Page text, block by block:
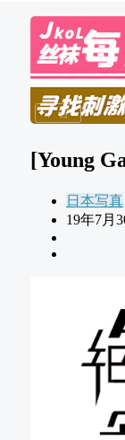
广告
[Young
日本写真
19年7月